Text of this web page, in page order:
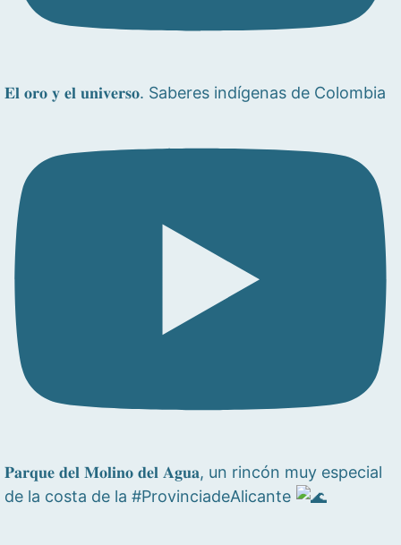
𝐄𝐥 𝐨𝐫𝐨 𝐲 𝐞𝐥 𝐮𝐧𝐢𝐯𝐞𝐫𝐬𝐨. Saberes indígenas de Colombia
𝐏𝐚𝐫𝐪𝐮𝐞 𝐝𝐞𝐥 𝐌𝐨𝐥𝐢𝐧𝐨 𝐝𝐞𝐥 𝐀𝐠𝐮𝐚, un rincón muy especial
de la costa de la #ProvinciadeAlicante